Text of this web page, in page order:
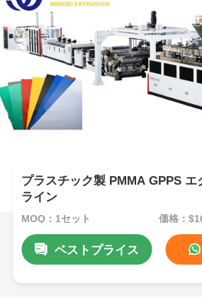
プラスチック製 PMMA GPPS エ
ライン
MOQ：1セット 価格：
ベストプライス